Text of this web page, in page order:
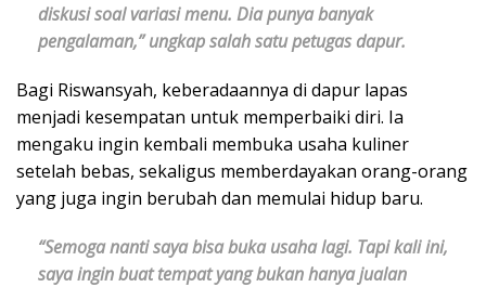
diskusi soal variasi menu. Dia punya banyak
pengalaman,” ungkap salah satu petugas dapur.
Bagi Riswansyah, keberadaannya di dapur lapas
menjadi kesempatan untuk memperbaiki diri. Ia
mengaku ingin kembali membuka usaha kuliner
setelah bebas, sekaligus memberdayakan orang-orang
yang juga ingin berubah dan memulai hidup baru.
“Semoga nanti saya bisa buka usaha lagi. Tapi kali ini,
saya ingin buat tempat yang bukan hanya jualan